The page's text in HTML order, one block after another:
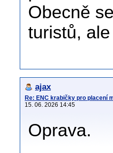
Obecně
turistů,
ajax
Re: ENC krabičky pro placení
15. 06. 2026 14:45
Oprava.